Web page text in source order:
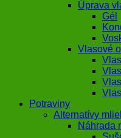
Úprava
Gél
Vlasové
Potraviny
Alternatívy
Náhrada